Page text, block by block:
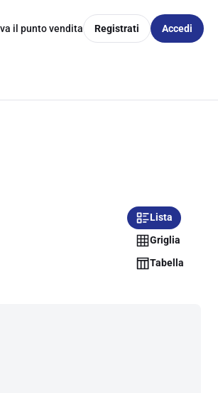
il punto vendita Registrati Accedi
Lista
Griglia
Tabella